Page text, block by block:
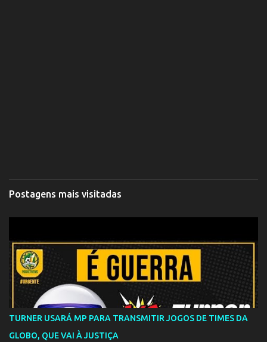
Postagens mais visitadas
TURNER USARÁ MP PARA TRANSMITIR JOGOS DE TIMES DA
GLOBO, QUE VAI À JUSTIÇA